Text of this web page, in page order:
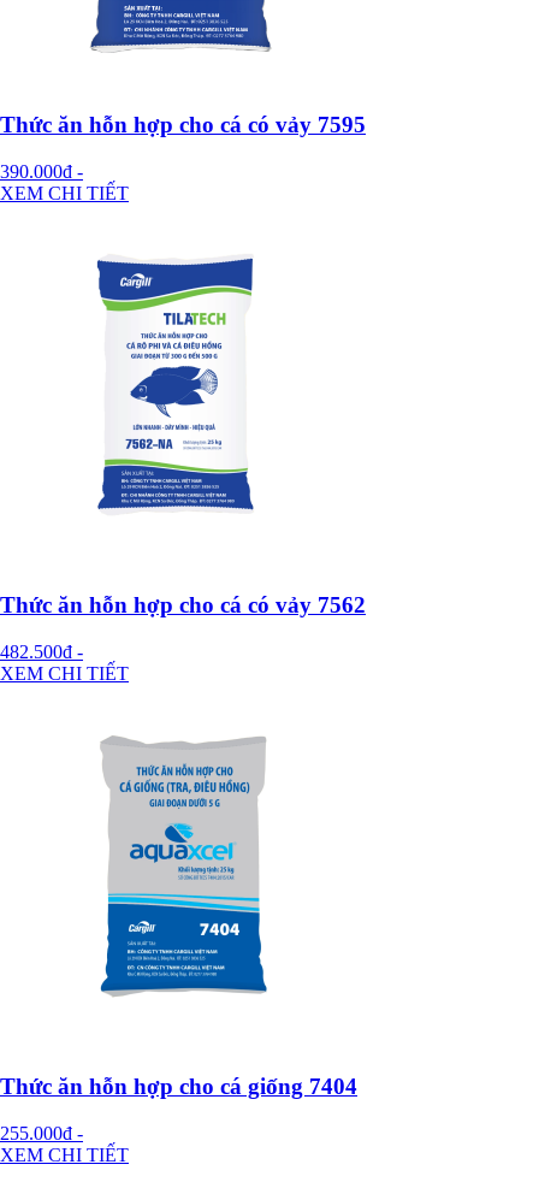
Thức ăn hỗn hợp cho cá có vảy 7595
390.000đ -
XEM CHI TIẾT
Thức ăn hỗn hợp cho cá có vảy 7562
482.500đ -
XEM CHI TIẾT
Thức ăn hỗn hợp cho cá giống 7404
255.000đ -
XEM CHI TIẾT